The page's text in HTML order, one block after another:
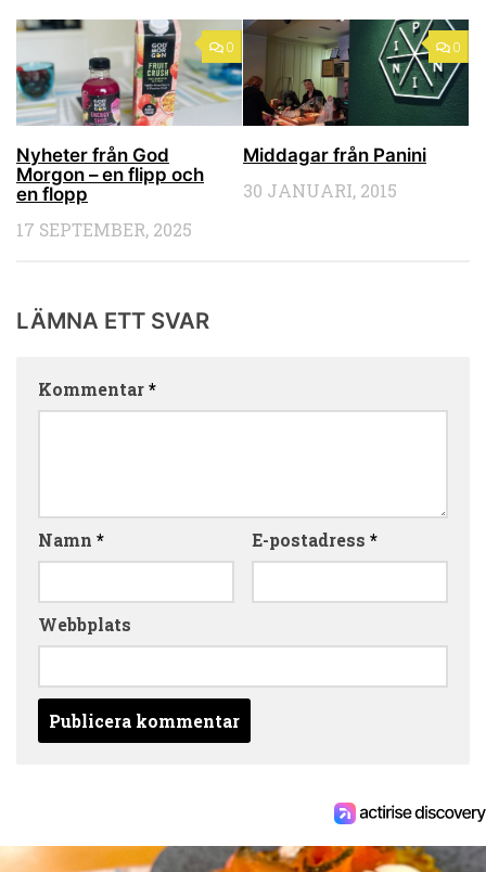
0
Nyheter från God
Morgon – en flipp och
en flopp
17 SEPTEMBER, 2025
0
Middagar från Panini
30 JANUARI, 2015
LÄMNA ETT SVAR
Kommentar*
Namn * E-postadress *
Webbplats